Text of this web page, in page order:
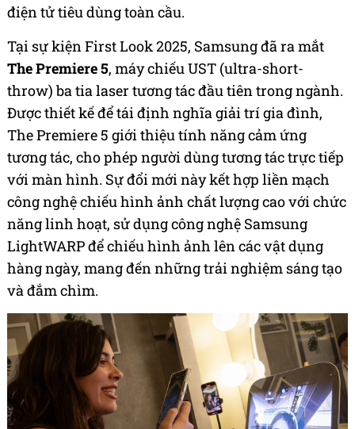
điện tử tiêu dùng toàn cầu.
Tại sự kiện First Look 2025, Samsung đã ra mắt
The Premiere 5, máy chiếu UST (ultra-short-
throw) ba tia laser tương tác đầu tiên trong ngành.
Được thiết kế để tái định nghĩa giải trí gia đình,
The Premiere 5 giới thiệu tính năng cảm ứng
tương tác, cho phép người dùng tương tác trực tiếp
với màn hình. Sự đổi mới này kết hợp liền mạch
công nghệ chiếu hình ảnh chất lượng cao với chức
năng linh hoạt, sử dụng công nghệ Samsung
LightWARP để chiếu hình ảnh lên các vật dụng
hàng ngày, mang đến những trải nghiệm sáng tạo
và đắm chìm.